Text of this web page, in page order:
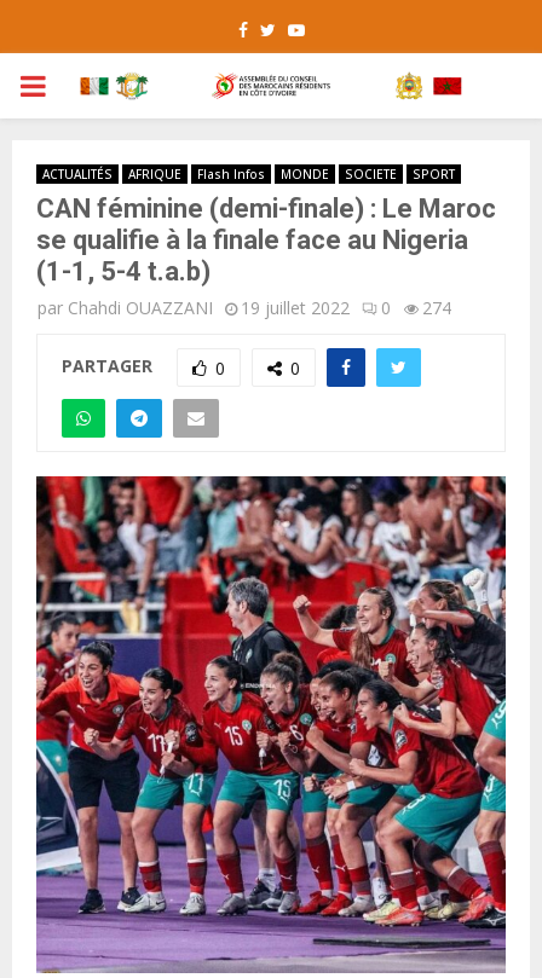
Facebook
TwitterYoutube
PRIMARY
ACTUALITÉS AFRIQUE Flash Infos MONDE SOCIETE SPORT
CAN féminine (demi-finale) : Le Maroc
se qualifie à la finale face au Nigeria
(1-1, 5-4 t.a.b)
par Chahdi OUAZZANI 19 juillet 2022 0 274
PARTAGER 0 0